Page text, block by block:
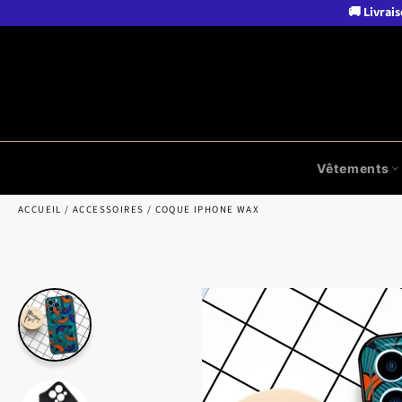
au
🚚
Vêtements
ACCUEIL /ACCESSOIRES / COQUE IPHONE WAX